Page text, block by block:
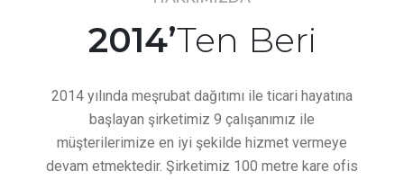
2014’Ten Beri
2014 yılında meşrubat dağıtımı ile ticari hayatına
başlayan şirketimiz 9 çalışanımız ile
müşterilerimize en iyi şekilde hizmet vermeye
devam etmektedir. Şirketimiz 100 metre kare ofis